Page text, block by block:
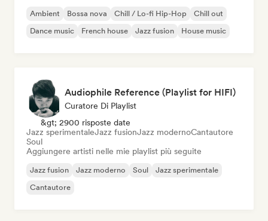
Ambient Bossa nova Chill / Lo-fi Hip-Hop
Chill out
Dance music
French house Jazz fusion House music
Audiophile Reference (Playlist for HIFI)
Curatore Di Playlist
&gt; 2900 risposte date
Jazz sperimentaleJazz fusionJazz modernoCantautore
Soul
Aggiungere artisti nelle mie playlist più seguite
Jazz fusion Jazz moderno Soul
Jazz sperimentale
Cantautore